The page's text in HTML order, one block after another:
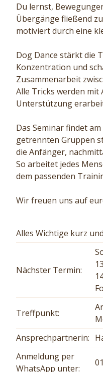
Du lernst,
Übergänge fließend
motiviert durch eine
Dog Dance stärkt die
Konzentration und
Zusammenarbeit
Alle Tricks werden
Unterstützung
Das Seminar findet
getrennten Gruppen
die Anfänger,
So arbeitet jedes
dem passenden
Wir freuen uns auf
Alles Wichtige kurz
Nächster Termin:
Treffpunkt:
Ansprechpartnerin:
Anmeldung per
WhatsApp unter: